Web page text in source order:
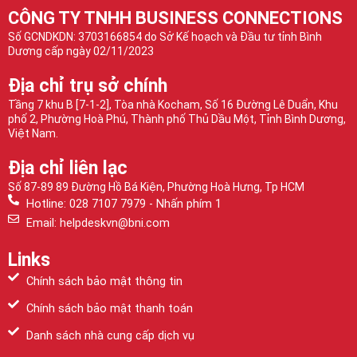
CÔNG TY TNHH BUSINESS CONNECTIONS
Số GCNDKDN: 3703166854 do Sở Kế hoạch và Đầu tư tỉnh Bình
Dương cấp ngày 02/11/2023
Địa chỉ trụ sở chính
Tầng 7 khu B [7-1-2], Tòa nhà Kocham, Số 16 Đường Lê Duẩn, Khu
phố 2, Phường Hoà Phú, Thành phố Thủ Dầu Một, Tỉnh Bình Dương,
Việt Nam.
Địa chỉ liên lạc
Số 87-89 89 Đường Hồ Bá Kiện, Phường Hoà Hưng, Tp HCM
Hotline: 028 7107 7979 - Nhấn phím 1
Email: helpdeskvn@bni.com
Links
Chính sách bảo mật thông tin
Chính sách bảo mật thanh toán
Danh sách nhà cung cấp dịch vụ